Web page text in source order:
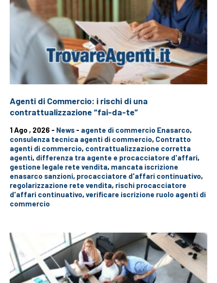
Agenti di Commercio: i rischi di una
contrattualizzazione “fai-da-te”
1 Ago , 2026 - News - agente di commercio Enasarco,
consulenza tecnica agenti di commercio, Contratto
agenti di commercio, contrattualizzazione corretta
agenti, differenza tra agente e procacciatore d'affari,
gestione legale rete vendita, mancata iscrizione
enasarco sanzioni, procacciatore d'affari continuativo,
regolarizzazione rete vendita, rischi procacciatore
d'affari continuativo, verificare iscrizione ruolo agenti di
commercio